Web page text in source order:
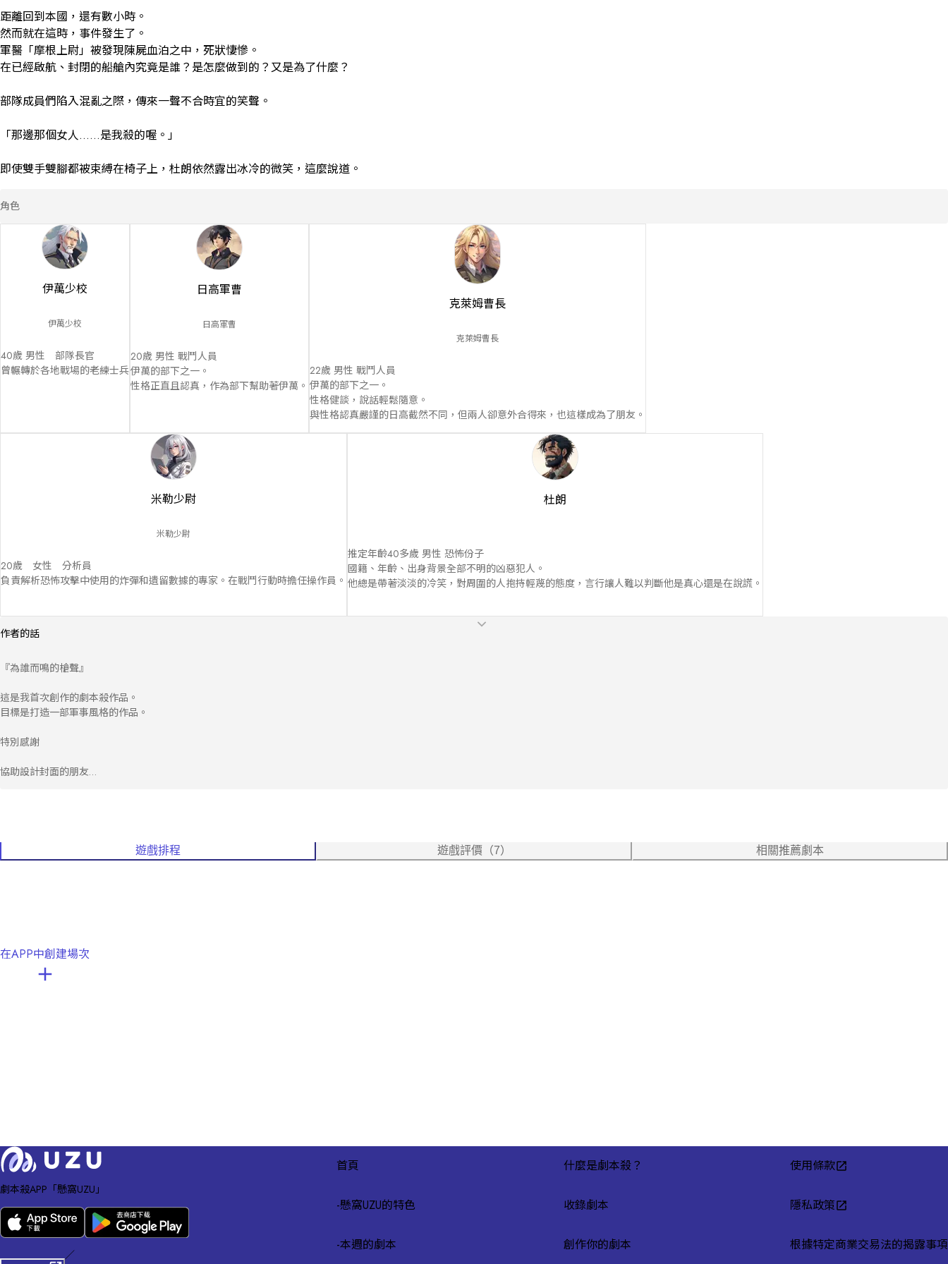
距離回到本國，還有數小時。
然而就在這時，事件發生了。
軍醫「摩根上尉」被發現陳屍血泊之中，死狀悽慘。
在已經啟航、封閉的船艙內究竟是誰？是怎麼做到的？又是為了什麼？
部隊成員們陷入混亂之際，傳來一聲不合時宜的笑聲。
「那邊那個女人……是我殺的喔。」
即使雙手雙腳都被束縛在椅子上，杜朗依然露出冰冷的微笑，這麼說道。
角色
伊萬少校
伊萬少校
40歲 男性　部隊長官
曾輾轉於各地戰場的老練士兵
日高軍曹
日高軍曹
20歲 男性 戰鬥人員
伊萬的部下之一。
性格正直且認真，作為部下幫助著伊萬。
克萊姆曹長
克萊姆曹長
22歲 男性 戰鬥人員
伊萬的部下之一。
性格健談，說話輕鬆隨意。
與性格認真嚴謹的日高截然不同，但兩人卻意外合得來，也這樣成為了朋友。
米勒少尉
米勒少尉
20歲　女性　分析員
負責解析恐怖攻擊中使用的炸彈和遺留數據的專家。在戰鬥行動時擔任操作員。
杜朗
推定年齡40多歲 男性 恐怖份子
國籍、年齡、出身背景全部不明的凶惡犯人。
他總是帶著淡淡的冷笑，對周圍的人抱持輕蔑的態度，言行讓人難以判斷他是真心還是在說謊。
作者的話
『為誰而鳴的槍聲』
這是我首次創作的劇本殺作品。
目標是打造一部軍事風格的作品。
特別感謝
協助設計封面的朋友
遊戲排程 遊戲評價（7） 相關推薦劇本
在APP中創建場次
劇本殺APP「懸窩UZU」
／
首頁
-懸窩UZU的特色
-本週的劇本
什麼是劇本殺？
收錄劇本
創作你的劇本
使用條款
隱私政策
根據特定商業交易法的揭露事項